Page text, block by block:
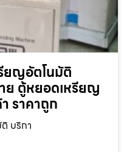
ยญ​อัตโนมัติ
ย ตู้หยอดเหรียญ
ราคาถูก
บริกา